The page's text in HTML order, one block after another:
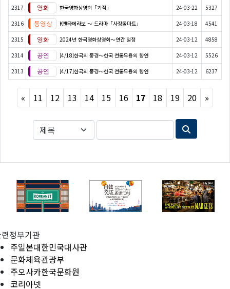
2317 한국영화상영회「기적」 24-03-22 5327
2316 K엔타메라보 ～ 드라마「사장돌마트」 24-03-18 4541
2315 2024년 한국영화상영회～연간 일정 24-03-12 4858
2314 [4/18]한국의 풍경～한국 전통무용의 향연 24-03-12 5526
2313 [4/17]한국의 풍경～한국 전통무용의 향연 24-03-12 6237
« Previous
11 12 13 14 15 16 17 18 19 20 »Next
정부기관
주일본대한민국대사관
문화체육관광부
주오사카한국문화원
코리아넷